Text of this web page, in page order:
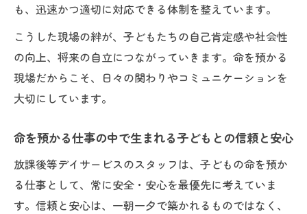
も、迅速かつ適切に対応できる体制を整えています。
こうした現場の絆が、子どもたちの自己肯定感や社会性
の向上、将来の自立につながっていきます。命を預かる
現場だからこそ、日々の関わりやコミュニケーションを
大切にしています。
命を預かる仕事の中で生まれる子どもとの信頼と安心
放課後等デイサービスのスタッフは、子どもの命を預か
る仕事として、常に安全・安心を最優先に考えていま
す。信頼と安心は、一朝一夕で築かれるものではなく、